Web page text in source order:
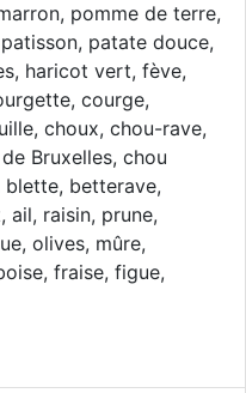
pomme de terre,
patate douce,
haricot vert, fève,
courge,
choux, chou-rave,
Bruxelles, chou
betterave,
ail, raisin, prune,
olives, mûre,
fraise, figue,